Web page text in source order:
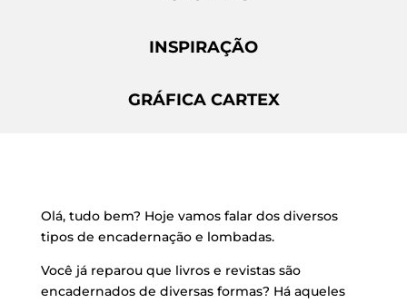
INSPIRAÇÃO
GRÁFICA CARTEX
Olá, tudo bem? Hoje vamos falar dos diversos
tipos de encadernação e lombadas.
Você já reparou que livros e revistas são
encadernados de diversas formas? Há aqueles